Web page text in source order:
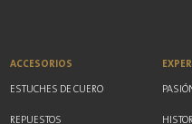
ACCESORIOS
ESTUCHES DE CUERO
REPUESTOS